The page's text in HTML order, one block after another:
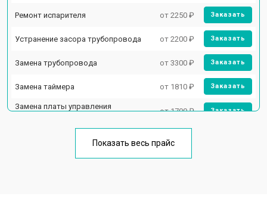
Ремонт испарителя от 2250 ₽ Заказать
Устранение засора трубопровода от 2200 ₽ Заказать
Замена трубопровода от 3300 ₽ Заказать
Замена таймера от 1810 ₽ Заказать
Замена платы управления
от 1700 ₽ Заказать
Ремонт/замена датчика
Замена термостата от 1700 ₽
Показать весь прайс